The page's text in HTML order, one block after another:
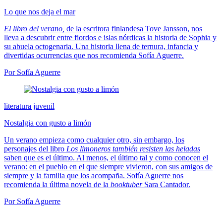
Lo que nos deja el mar
El libro del verano, de la escritora finlandesa Tove Jansson, nos
lleva a descubrir entre fiordos e islas nórdicas la historia de Sophia y
su abuela octogenaria. Una historia llena de ternura, infancia y
divertidas ocurrencias que nos recomienda Sofía Aguerre.
Por Sofía Aguerre
literatura juvenil
Nostalgia con gusto a limón
Un verano empieza como cualquier otro, sin embargo, los
personajes del libro Los limoneros también resisten las heladas
saben que es el último. Al menos, el último tal y como conocen el
verano: en el pueblo en el que siempre vivieron, con sus amigos de
siempre y la familia que los acompaña. Sofía Aguerre nos
recomienda la última novela de la booktuberSara Cantador.
Por Sofía Aguerre